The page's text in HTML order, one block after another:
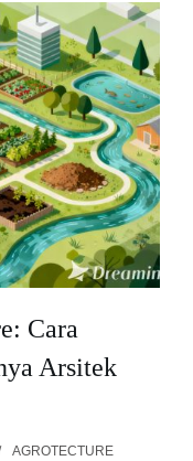
Cara
Arsitek
AGROTECTURE